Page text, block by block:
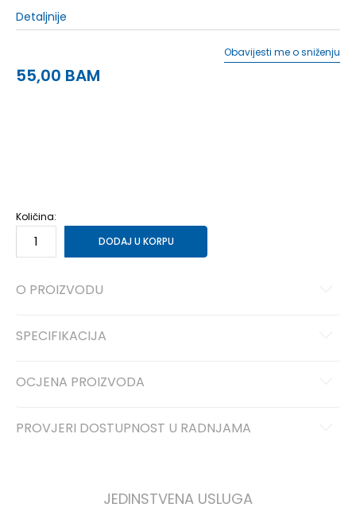
Detaljnije
55,00 BAM
Obavijesti me o sniženju
Količina:
DODAJ U KORPU
O PROIZVODU
SPECIFIKACIJA
OCJENA PROIZVODA
PROVJERI DOSTUPNOST U RADNJAMA
JEDINSTVENA USLUGA